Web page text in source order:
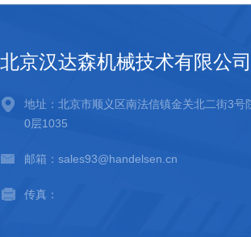
北京汉达森机械技术有限公司
地址：北京市顺义区南法信镇金关北二街3号
0层1035
邮箱：sales93@handelsen.cn
传真：